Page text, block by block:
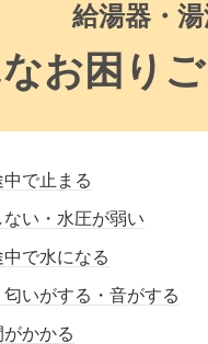
給湯器・
お困り
で止まる
い・水圧が弱い
で水になる
いがする・音がする
かかる